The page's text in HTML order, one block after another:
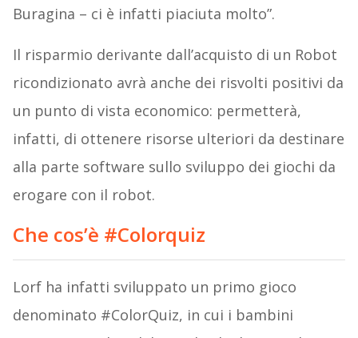
Buragina – ci è infatti piaciuta molto”.
Il risparmio derivante dall’acquisto di un Robot
ricondizionato avrà anche dei risvolti positivi da
un punto di vista economico: permetterà,
infatti, di ottenere risorse ulteriori da destinare
alla parte software sullo sviluppo dei giochi da
erogare con il robot.
Che cos’è #Colorquiz
Lorf ha infatti sviluppato un primo gioco
denominato #ColorQuiz, in cui i bambini